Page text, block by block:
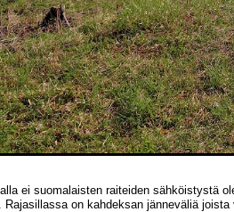
ei suomalaisten raiteiden sähköistystä
on kahdeksan jänneväliä